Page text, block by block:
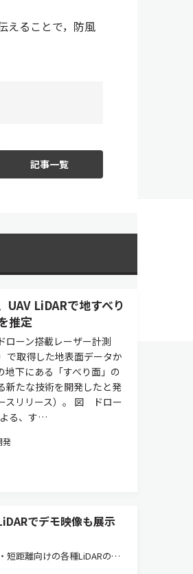
えることで，防風
記事一覧
UAV LiDARで地すべり
推定
ローン搭載レーザー計測
で取得した地表面データか
地下にある「すべり面」の
新たな技術を開発したと発
スリリース）。 図 ドロー
る、す…
発
でデモ映像も展示
短距離向けの各種LiDARの開